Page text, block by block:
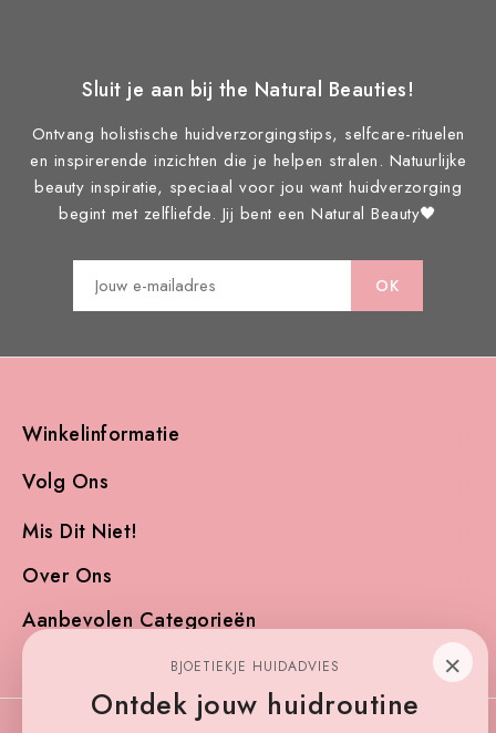
Sluit je aan bij the Natural Beauties!
Ontvang holistische huidverzorgingstips, selfcare-rituelen
en inspirerende inzichten die je helpen stralen. Natuurlijke
beauty inspiratie, speciaal voor jou want huidverzorging
begint met zelfliefde. Jij bent een Natural Beauty🖤
Winkelinformatie
Volg Ons
Mis Dit Niet!
Over Ons
Aanbevolen Categorieën

×
BJOETIEKJE HUIDADVIES
Ontdek jouw huidroutine
© 2026 Bjoetiekje natural cosmetics | bloom! WebDesign